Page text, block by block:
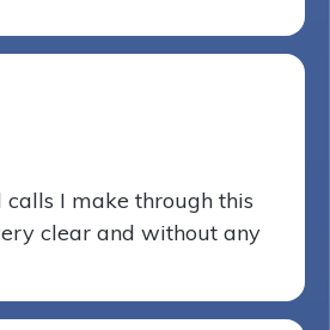
I make through this
clear and without any